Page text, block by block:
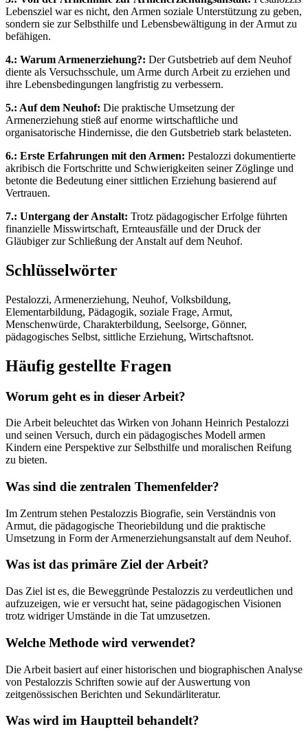
Lebensziel war es nicht, den Armen soziale Unterstützung zu geben,
sondern sie zur Selbsthilfe und Lebensbewältigung in der Armut zu
befähigen.
4.: Warum Armenerziehung?: Der Gutsbetrieb auf dem Neuhof
diente als Versuchsschule, um Arme durch Arbeit zu erziehen und
ihre Lebensbedingungen langfristig zu verbessern.
5.: Auf dem Neuhof: Die praktische Umsetzung der
Armenerziehung stieß auf enorme wirtschaftliche und
organisatorische Hindernisse, die den Gutsbetrieb stark belasteten.
6.: Erste Erfahrungen mit den Armen: Pestalozzi dokumentierte
akribisch die Fortschritte und Schwierigkeiten seiner Zöglinge und
betonte die Bedeutung einer sittlichen Erziehung basierend auf
Vertrauen.
7.: Untergang der Anstalt: Trotz pädagogischer Erfolge führten
finanzielle Misswirtschaft, Ernteausfälle und der Druck der
Gläubiger zur Schließung der Anstalt auf dem Neuhof.
Schlüsselwörter
Pestalozzi, Armenerziehung, Neuhof, Volksbildung,
Elementarbildung, Pädagogik, soziale Frage, Armut,
Menschenwürde, Charakterbildung, Seelsorge, Gönner,
pädagogisches Selbst, sittliche Erziehung, Wirtschaftsnot.
Häufig gestellte Fragen
Worum geht es in dieser Arbeit?
Die Arbeit beleuchtet das Wirken von Johann Heinrich Pestalozzi
und seinen Versuch, durch ein pädagogisches Modell armen
Kindern eine Perspektive zur Selbsthilfe und moralischen Reifung
zu bieten.
Was sind die zentralen Themenfelder?
Im Zentrum stehen Pestalozzis Biografie, sein Verständnis von
Armut, die pädagogische Theoriebildung und die praktische
Umsetzung in Form der Armenerziehungsanstalt auf dem Neuhof.
Was ist das primäre Ziel der Arbeit?
Das Ziel ist es, die Beweggründe Pestalozzis zu verdeutlichen und
aufzuzeigen, wie er versucht hat, seine pädagogischen Visionen
trotz widriger Umstände in die Tat umzusetzen.
Welche Methode wird verwendet?
Die Arbeit basiert auf einer historischen und biographischen Analyse
von Pestalozzis Schriften sowie auf der Auswertung von
zeitgenössischen Berichten und Sekundärliteratur.
Was wird im Hauptteil behandelt?